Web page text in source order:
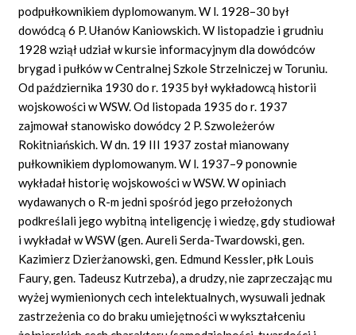
podpułkownikiem dyplomowanym. W l. 1928–30 był
dowódcą 6 P. Ułanów Kaniowskich. W listopadzie i grudniu
1928 wziął udział w kursie informacyjnym dla dowódców
brygad i pułków w Centralnej Szkole Strzelniczej w Toruniu.
Od października 1930 do r. 1935 był wykładowcą historii
wojskowości w WSW. Od listopada 1935 do r. 1937
zajmował stanowisko dowódcy 2 P. Szwoleżerów
Rokitniańskich. W dn. 19 III 1937 został mianowany
pułkownikiem dyplomowanym. W l. 1937–9 ponownie
wykładał historię wojskowości w WSW. W opiniach
wydawanych o R-m jedni spośród jego przełożonych
podkreślali jego wybitną inteligencję i wiedzę, gdy studiował
i wykładał w WSW (gen. Aureli Serda-Twardowski, gen.
Kazimierz Dzierżanowski, gen. Edmund Kessler, płk Louis
Faury, gen. Tadeusz Kutrzeba), a drudzy, nie zaprzeczając mu
wyżej wymienionych cech intelektualnych, wysuwali jednak
zastrzeżenia co do braku umiejętności w wykształceniu